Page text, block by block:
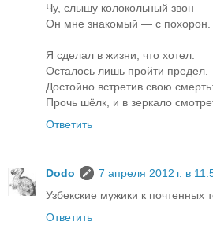
Чу, слышу колокольный звон
Он мне знакомый — с похорон.
Я сделал в жизни, что хотел.
Осталось лишь пройти предел.
Достойно встретив свою смерть:
Прочь шёлк, и в зеркало
Ответить
Dodo
7 апреля 2012 г. в
Узбекские мужики к почтенных
Ответить